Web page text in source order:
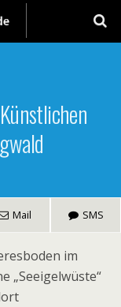
Mail SMS
im
„Seeigelwüste“